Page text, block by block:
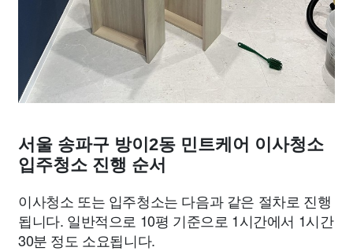
서울 송파구 방이2동 민트케어 이사청소
입주청소 진행 순서
이사청소 또는 입주청소는 다음과 같은 절차로 진행
됩니다. 일반적으로 10평 기준으로 1시간에서 1시간
30분 정도 소요됩니다.